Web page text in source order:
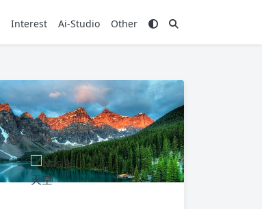
Interest Ai-Studio Other